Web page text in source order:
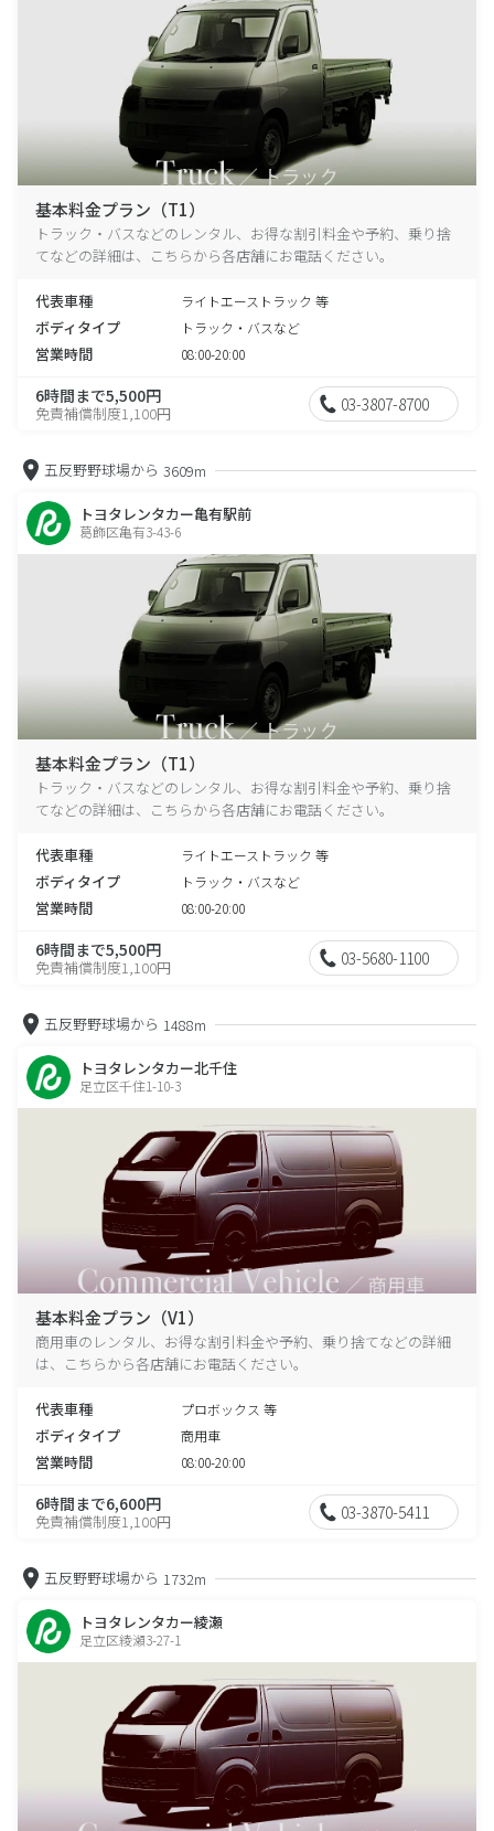
基本料金プラン（T1）
トラック・バスなどのレンタル、お得な割引料金や予約、乗り捨
てなどの詳細は、こちらから各店舗にお電話ください。
代表車種 ライトエーストラック 等
ボディタイプ トラック・バスなど
営業時間 08:00-20:00
6時間まで5,500円
免責補償制度1,100円 03-3807-8700
五反野野球場から 3609m
トヨタレンタカー亀有駅前
葛飾区亀有3-43-6
基本料金プラン（T1）
トラック・バスなどのレンタル、お得な割引料金や予約、乗り捨
てなどの詳細は、こちらから各店舗にお電話ください。
代表車種 ライトエーストラック 等
ボディタイプ トラック・バスなど
営業時間 08:00-20:00
6時間まで5,500円
免責補償制度1,100円 03-5680-1100
五反野野球場から 1488m
トヨタレンタカー北千住
足立区千住1-10-3
基本料金プラン（V1）
商用車のレンタル、お得な割引料金や予約、乗り捨てなどの詳細
は、こちらから各店舗にお電話ください。
代表車種 プロボックス 等
ボディタイプ 商用車
営業時間 08:00-20:00
6時間まで6,600円
免責補償制度1,100円 03-3870-5411
五反野野球場から 1732m
トヨタレンタカー綾瀬
足立区綾瀬3-27-1